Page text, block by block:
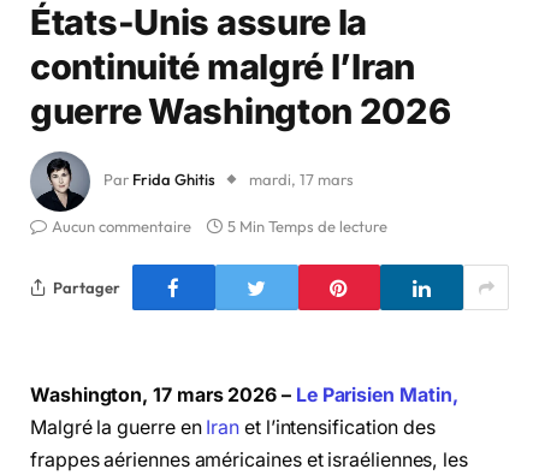
États-Unis assure la
continuité malgré l’Iran
guerre Washington 2026
Par Frida Ghitis mardi, 17 mars
Aucun commentaire 5 Min Temps de lecture
Partager
Washington, 17 mars 2026 – Le Parisien Matin,
Malgré la guerre en Iran et l’intensification des
frappes aériennes américaines et israéliennes, les